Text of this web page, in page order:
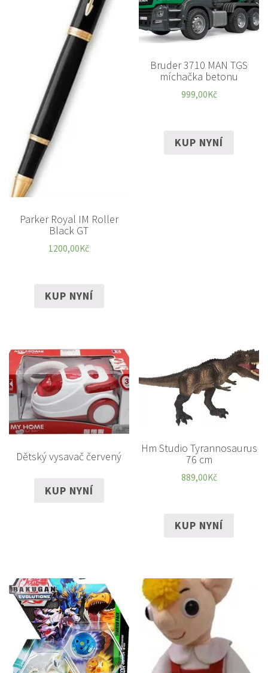
Parker Royal IM Roller
Black GT
1200,00Kč
KUP NYNÍ
Bruder 3710 MAN TGS
míchačka betonu
999,00Kč
KUP NYNÍ
Dětský vysavač červený
KUP NYNÍ
Hm Studio Tyrannosaurus
76 cm
889,00Kč
KUP NYNÍ